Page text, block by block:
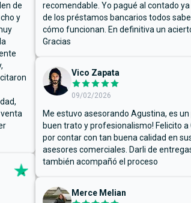
de
y
recomendable. Yo pagué al contado ya
de los préstamos bancarios todos
cómo funcionan. En definitiva un
Gracias
Vico Zapata
09/02/2026
Me estuvo asesorando Agustina, es un
buen trato y profesionalismo! Felicito a
por contar con tan buena calidad en
asesores comerciales. Darli de
también acompañó el proceso
Merce Melian